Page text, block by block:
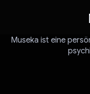
Museka ist eine